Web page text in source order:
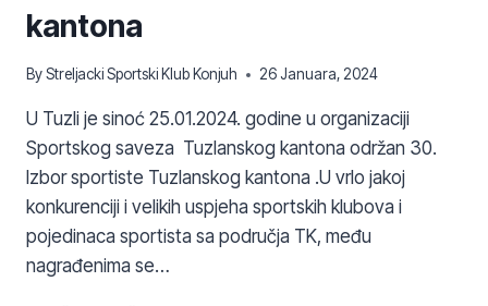
kantona
ByStreljacki Sportski Klub Konjuh 26 Januara, 2024
U Tuzli je sinoć 25.01.2024. godine u organizaciji
Sportskog saveza Tuzlanskog kantona održan 30.
Izbor sportiste Tuzlanskog kantona .U vrlo jakoj
konkurenciji i velikih uspjeha sportskih klubova i
pojedinaca sportista sa područja TK, među
nagrađenima se…